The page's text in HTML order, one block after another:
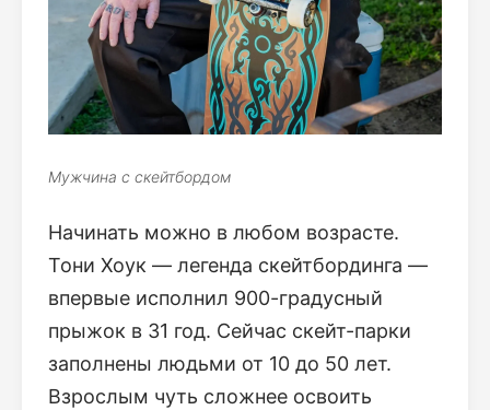
Мужчина с скейтбордом
Начинать можно в любом возрасте.
Тони Хоук — легенда скейтбординга —
впервые исполнил 900-градусный
прыжок в 31 год. Сейчас скейт-парки
заполнены людьми от 10 до 50 лет.
Взрослым чуть сложнее освоить